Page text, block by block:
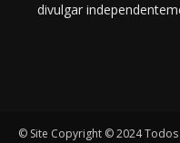
divulgar
© Site Copyright © 2024